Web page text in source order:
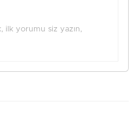
ilk yorumu siz yazın,